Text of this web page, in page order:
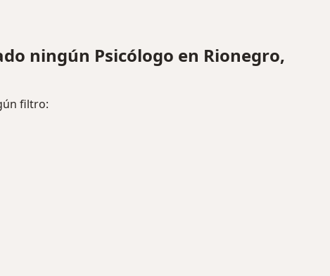
ningún Psicólogo en Rionegro,
filtro: